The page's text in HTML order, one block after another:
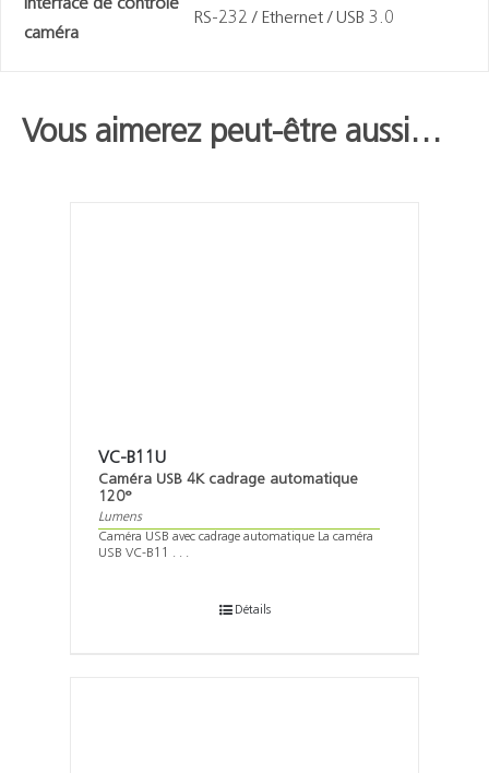
Interface de contrôle
caméra
RS-232 / Ethernet / USB 3.0
Vous aimerez peut-être aussi…
VC-B11U
Caméra USB 4K cadrage automatique
120°
Lumens
Caméra USB avec cadrage automatique La caméra
USB VC-B11 . . .
Détails